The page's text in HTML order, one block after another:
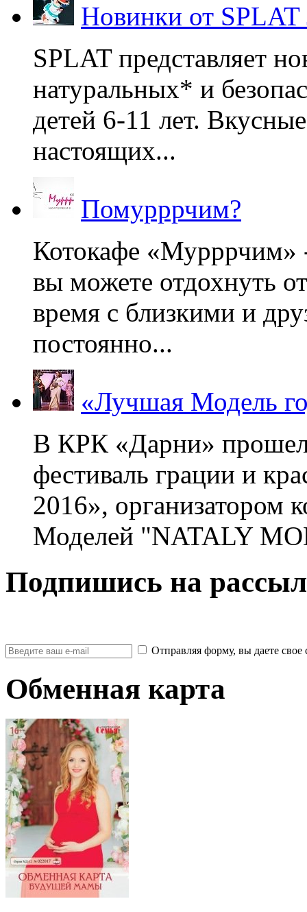
Новинки от
SPLAT представляет
натуральных* и
детей 6-11 лет.
настоящих...
Помурррчим?
Котокафе «Мурррчим»
вы можете отдохнуть
время с близкими и
постоянно...
«Лучшая Модель
В КРК «Дарни»
фестиваль грации и
2016», организатором
Моделей "NATALY
Подпишись на
Отправляя форму, вы даете
Обменная карта